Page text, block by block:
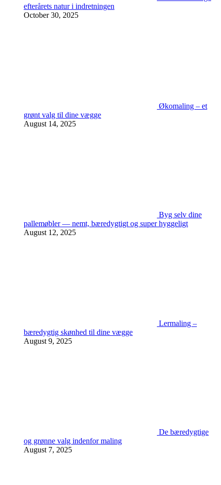
efterårets natur i indretningen
October 30, 2025
Økomaling – et
grønt valg til dine vægge
August 14, 2025
Byg selv dine
pallemøbler — nemt, bæredygtigt og super hyggeligt
August 12, 2025
Lermaling –
bæredygtig skønhed til dine vægge
August 9, 2025
De bæredygtige
og grønne valg indenfor maling
August 7, 2025